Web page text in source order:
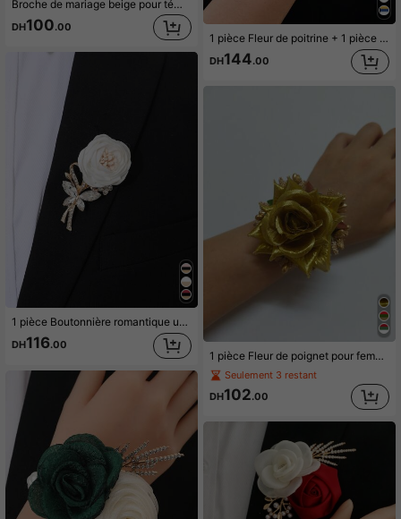
Broche de mariage beige pour témoin/demoiselle d'honneur, boutonnière élégante pour mariée & marié, corsage de poignet pour demoiselle d'honneur pour mariage, fête, anniversaire
DH100.00
1 pièce Boutonnière romantique unisexe décorée de fleurs et de strass pour mariage, Saint-Valentin, été, plage, élégante, fête
DH116.00
1 pièce Fleur de poitrine + 1 pièce Fleur de poignet Ensemble unisexe, Camélia bleu marine avec feuilles dorées & décoration de perles, Boutonnière du marié et des garçons d'honneur, Corsage de demoiselle d'honneur, Pour mariage, fête, port quotidien, bracelet de bal
DH144.00
1 pièce Fleur de poignet pour femme, Corsage de poignet à rose rouge pour mariée, demoiselle d'honneur, mariage, fête, bal de promo, accessoire de bracelet pour port quotidien
Seulement 3 restant
DH102.00